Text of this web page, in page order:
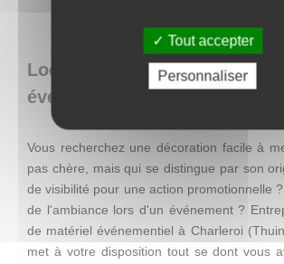
Loca Concept : location de
événementiel en Belgique
Vous recherchez une décoration facile à
pas chère, mais qui se distingue par son
de visibilité pour une action promotionnelle
de l'ambiance lors d'un événement ?
de matériel événementiel à Charleroi
met à votre disposition tout se dont vous
Tout accepter
Personnaliser